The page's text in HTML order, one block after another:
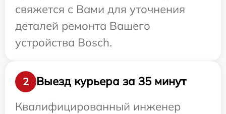
свяжется с Вами для уточнения
деталей ремонта Вашего
устройства Bosch.
2
Выезд курьера за 35 минут
Квалифицированный инженер